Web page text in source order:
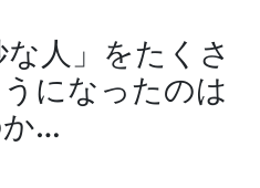
人」をたくさ
になったのは
か…